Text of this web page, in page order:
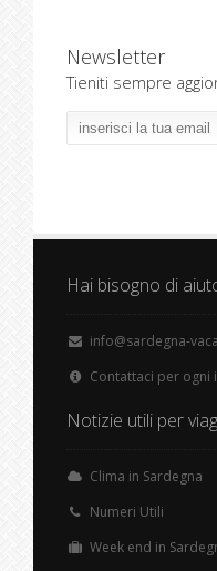
Newsletter
Tieniti sempre
Hai bisogno di
info@sardegna-
Contattaci per ogni
Notizie utili per
Clima in Sardegna
Numeri Utili
Week end in